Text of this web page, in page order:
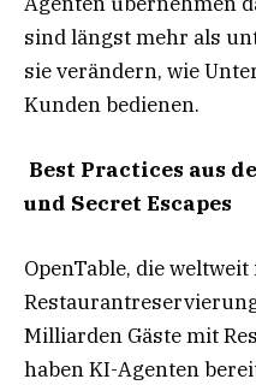
sind längst mehr als
sie verändern, wie
Kunden bedienen.
Best Practices aus
und Secret Escapes
OpenTable, die
Milliarden Gäste mit
haben KI-Agenten